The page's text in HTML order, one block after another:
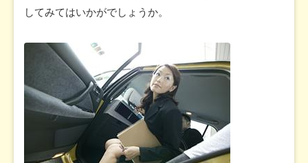
してみてはいかがでしょうか。